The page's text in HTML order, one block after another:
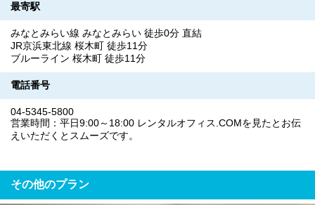
最寄駅
みなとみらい線 みなとみらい 徒歩0分 直結
JR京浜東北線 桜木町 徒歩11分
ブルーライン 桜木町 徒歩11分
電話番号
04-5345-5800
営業時間：平日9:00～18:00 レンタルオフィス.COMを見たとお伝
えいただくとスムーズです。
その他のプラン